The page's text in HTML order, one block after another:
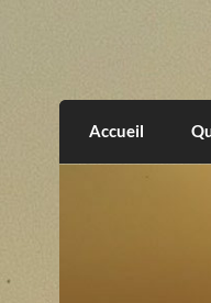
Clair
Accueil